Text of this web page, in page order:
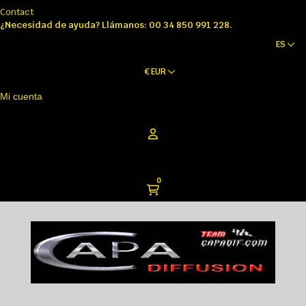
Contact
¿Necesidad de ayuda? Llámanos: 00 34 850 991 228.
ES
€ EUR
Mi cuenta
0